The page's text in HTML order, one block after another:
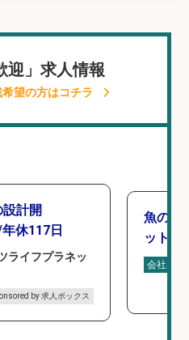
迎」求人情報
望の方はコチラ
計開
休117日
ライフプラネッ
by 求人ボックス
魚の「
ットを
会社名